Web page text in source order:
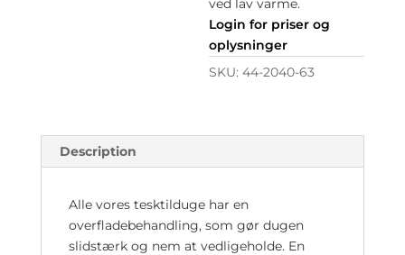
ved lav varme.
Login for priser og
oplysninger
SKU:44-2040-63
Description
Alle vores tesktilduge har en
overfladebehandling, som gør dugen
slidstærk og nem at vedligeholde. En